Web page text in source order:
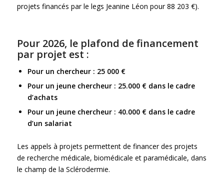
projets financés par le legs Jeanine Léon pour 88 203 €).
Pour 2026, le plafond de financement
par projet est :
Pour un chercheur : 25 000 €
Pour un jeune chercheur : 25.000 € dans le cadre
d’achats
Pour un jeune chercheur : 40.000 € dans le cadre
d’un salariat
Les appels à projets permettent de financer des projets
de recherche médicale, biomédicale et paramédicale, dans
le champ de la Sclérodermie.